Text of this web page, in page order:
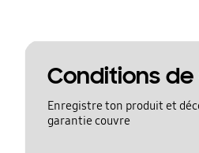
Conditions
Enregistre ton produit et
garantie couvre